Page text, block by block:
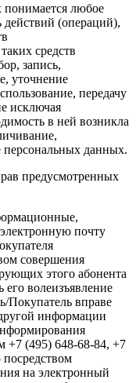
любое
действий (операций),
средств
запись,
уточнение
передачу
исключая
в ней возникла
персональных данных.
предусмотренных
почту
совершения
этого абонента
волеизъявление
Покупатель вправе
информации
+7 (495) 648-68-84, +7
посредством
на электронный